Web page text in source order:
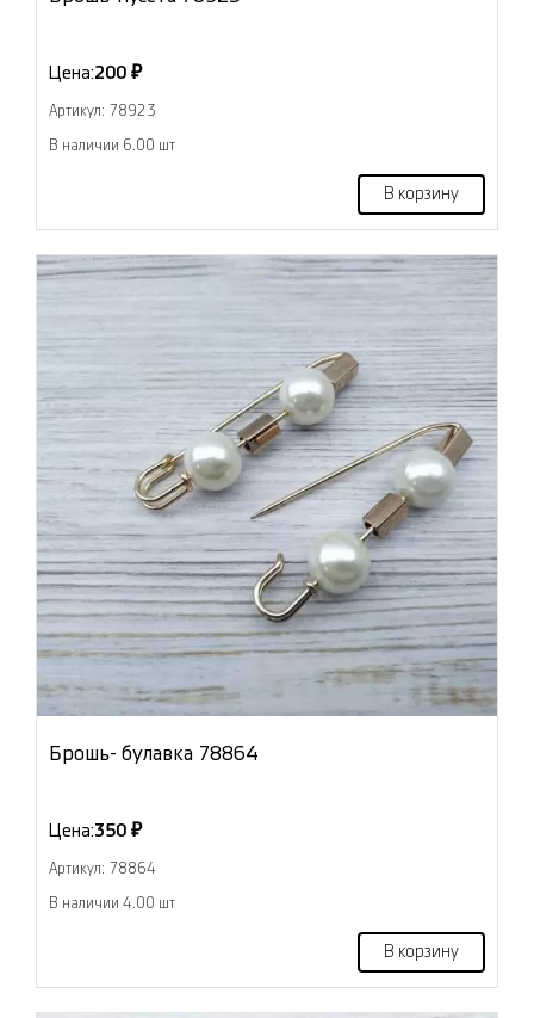
Цена:200 ₽
Артикул: 78923
В наличии 6.00 шт
В корзину
Брошь- булавка 78864
Цена:350 ₽
Артикул: 78864
В наличии 4.00 шт
В корзину